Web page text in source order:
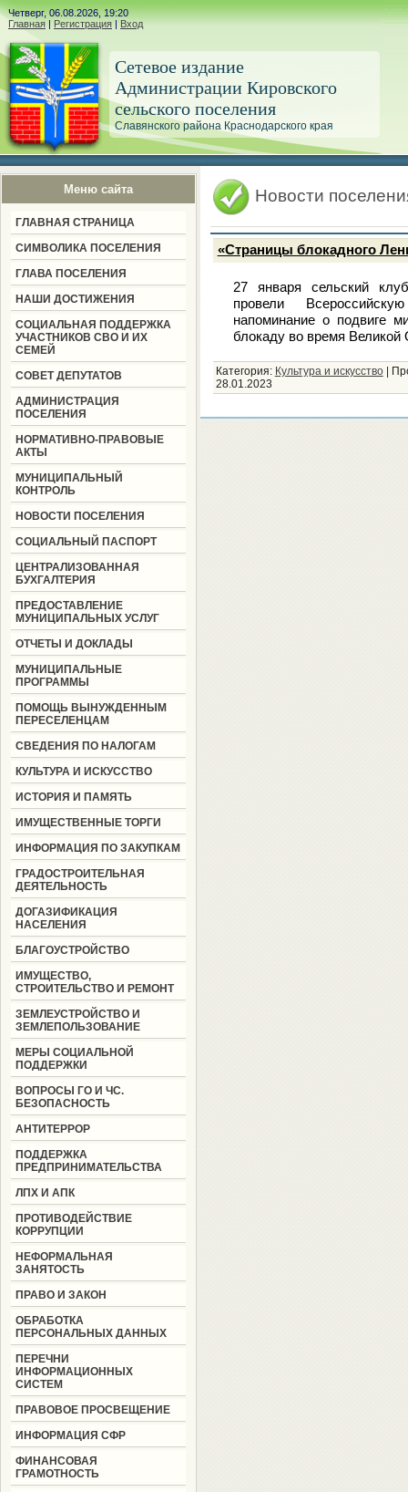
Четверг, 06.08.2026, 19:20
Главная | Регистрация | Вход
Сетевое издание
Администрации Кировского
сельского поселения
Славянского района Краснодарского края
Меню сайта
ГЛАВНАЯ СТРАНИЦА
СИМВОЛИКА ПОСЕЛЕНИЯ
ГЛАВА ПОСЕЛЕНИЯ
НАШИ ДОСТИЖЕНИЯ
СОЦИАЛЬНАЯ ПОДДЕРЖКА
УЧАСТНИКОВ СВО И ИХ
СЕМЕЙ
СОВЕТ ДЕПУТАТОВ
АДМИНИСТРАЦИЯ
ПОСЕЛЕНИЯ
НОРМАТИВНО-ПРАВОВЫЕ
АКТЫ
МУНИЦИПАЛЬНЫЙ
КОНТРОЛЬ
НОВОСТИ ПОСЕЛЕНИЯ
СОЦИАЛЬНЫЙ ПАСПОРТ
ЦЕНТРАЛИЗОВАННАЯ
БУХГАЛТЕРИЯ
ПРЕДОСТАВЛЕНИЕ
МУНИЦИПАЛЬНЫХ УСЛУГ
ОТЧЕТЫ И ДОКЛАДЫ
МУНИЦИПАЛЬНЫЕ
ПРОГРАММЫ
ПОМОЩЬ ВЫНУЖДЕННЫМ
ПЕРЕСЕЛЕНЦАМ
СВЕДЕНИЯ ПО НАЛОГАМ
КУЛЬТУРА И ИСКУССТВО
ИСТОРИЯ И ПАМЯТЬ
ИМУЩЕСТВЕННЫЕ ТОРГИ
ИНФОРМАЦИЯ ПО ЗАКУПКАМ
ГРАДОСТРОИТЕЛЬНАЯ
ДЕЯТЕЛЬНОСТЬ
ДОГАЗИФИКАЦИЯ
НАСЕЛЕНИЯ
БЛАГОУСТРОЙСТВО
ИМУЩЕСТВО,
СТРОИТЕЛЬСТВО И РЕМОНТ
ЗЕМЛЕУСТРОЙСТВО И
ЗЕМЛЕПОЛЬЗОВАНИЕ
МЕРЫ СОЦИАЛЬНОЙ
ПОДДЕРЖКИ
ВОПРОСЫ ГО И ЧС.
БЕЗОПАСНОСТЬ
АНТИТЕРРОР
ПОДДЕРЖКА
ПРЕДПРИНИМАТЕЛЬСТВА
ЛПХ И АПК
ПРОТИВОДЕЙСТВИЕ
КОРРУПЦИИ
НЕФОРМАЛЬНАЯ
ЗАНЯТОСТЬ
ПРАВО И ЗАКОН
ОБРАБОТКА
ПЕРСОНАЛЬНЫХ ДАННЫХ
ПЕРЕЧНИ
ИНФОРМАЦИОННЫХ
СИСТЕМ
ПРАВОВОЕ ПРОСВЕЩЕНИЕ
ИНФОРМАЦИЯ СФР
ФИНАНСОВАЯ
ГРАМОТНОСТЬ
Новости
«Страницы блокадного
27 января сельский
провели
напоминание о подвиге
блокаду во время
Категория: Культура и искусство
28.01.2023